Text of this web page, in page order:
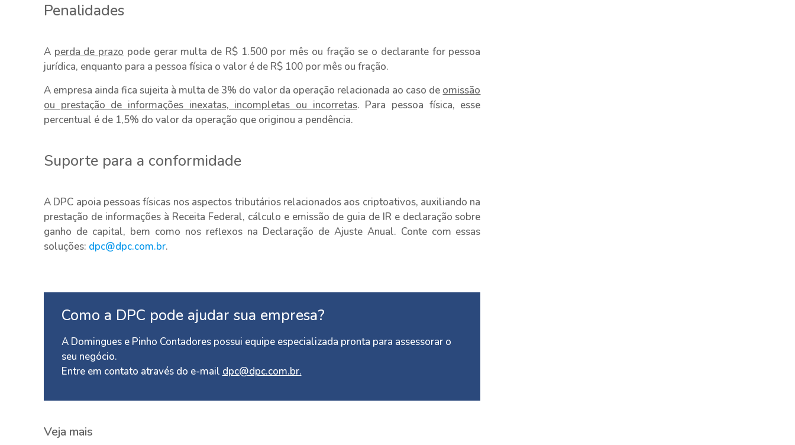
Penalidades
A perda de prazo pode gerar multa de R$ 1.500 por mês ou fração se o declarante for pessoa
jurídica, enquanto para a pessoa física o valor é de R$ 100 por mês ou fração.
A empresa ainda fica sujeita à multa de 3% do valor da operação relacionada ao caso de omissão
ou prestação de informações inexatas, incompletas ou incorretas. Para pessoa física, esse
percentual é de 1,5% do valor da operação que originou a pendência.
Suporte para a conformidade
A DPC apoia pessoas físicas nos aspectos tributários relacionados aos criptoativos, auxiliando na
prestação de informações à Receita Federal, cálculo e emissão de guia de IR e declaração sobre
ganho de capital, bem como nos reflexos na Declaração de Ajuste Anual. Conte com essas
soluções: dpc@dpc.com.br.
Como a DPC pode ajudar sua empresa?
A Domingues e Pinho Contadores possui equipe especializada pronta para assessorar o
seu negócio.
Entre em contato através do e-mail dpc@dpc.com.br.
Veja mais